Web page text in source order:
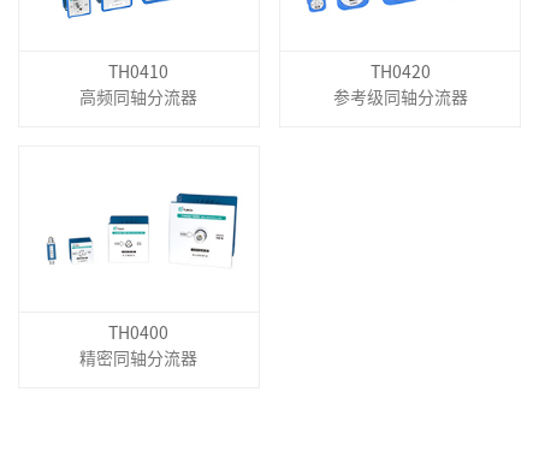
TH0410
高频同轴分流器
TH0420
参考级同轴分流器
TH0400
精密同轴分流器